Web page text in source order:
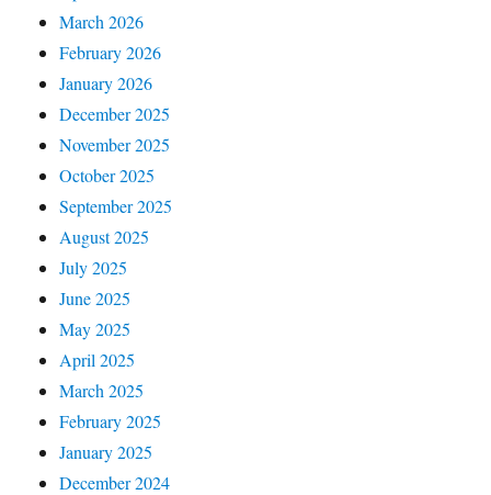
March 2026
February 2026
January 2026
December 2025
November 2025
October 2025
September 2025
August 2025
July 2025
June 2025
May 2025
April 2025
March 2025
February 2025
January 2025
December 2024